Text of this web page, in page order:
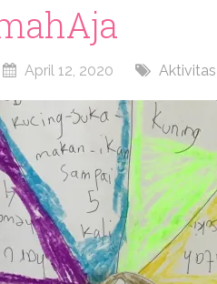
April 12, 2020 Aktivitas